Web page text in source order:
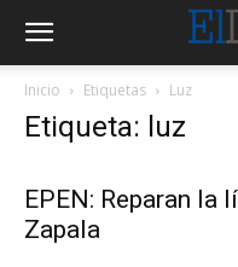
Inicio Etiquetas Luz
Etiqueta: luz
EPEN: Reparan la
Zapala